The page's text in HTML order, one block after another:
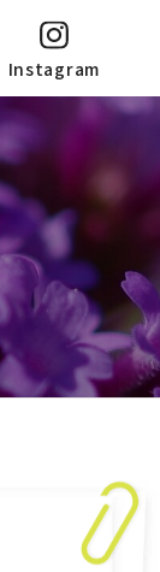
Instagram